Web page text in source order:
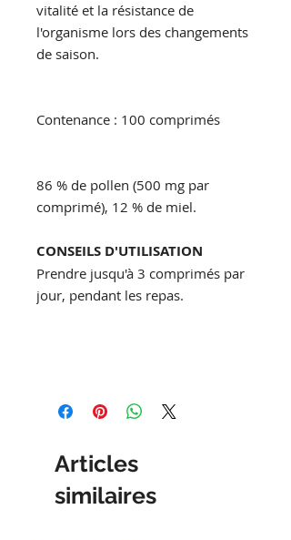
vitalité et la résistance de
l'organisme lors des changements
de saison.
Contenance : 100 comprimés
86 % de pollen (500 mg par
comprimé), 12 % de miel.
CONSEILS D'UTILISATION
Prendre jusqu'à 3 comprimés par
jour, pendant les repas.
Articles
similaires